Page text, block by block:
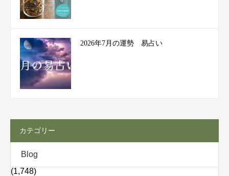
2026年7月の運勢 易占い
カテゴリー
Blog
(1,748)